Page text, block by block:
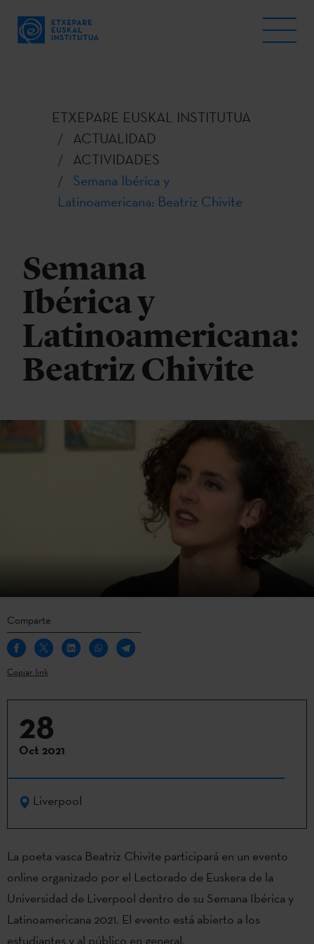
ETXEPARE EUSKAL INSTITUTUA
ACTUALIDAD
ACTIVIDADES
Semana Ibérica y
Latinoamericana: Beatriz Chivite
Semana
Ibérica y
Latinoamericana:
Beatriz Chivite
Comparte
Copiar link
28
Oct 2021
Liverpool
La poeta vasca Beatriz Chivite participará en un evento
online organizado por el Lectorado de Euskera de la
Universidad de Liverpool dentro de su Semana Ibérica y
Latinoamericana 2021. El evento está abierto a los
estudiantes y al público en general.